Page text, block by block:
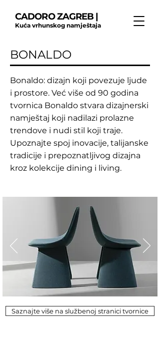
CADORO ZAGREB |
Kuća vrhunskog namještaja
BONALDO
Bonaldo: dizajn koji povezuje ljude
i prostore. Već više od 90 godina
tvornica Bonaldo stvara dizajnerski
namještaj koji nadilazi prolazne
trendove i nudi stil koji traje.
Upoznajte spoj inovacije, talijanske
tradicije i prepoznatljivog dizajna
kroz kolekcije dining i living.
Saznajte više na službenoj stranici tvornice